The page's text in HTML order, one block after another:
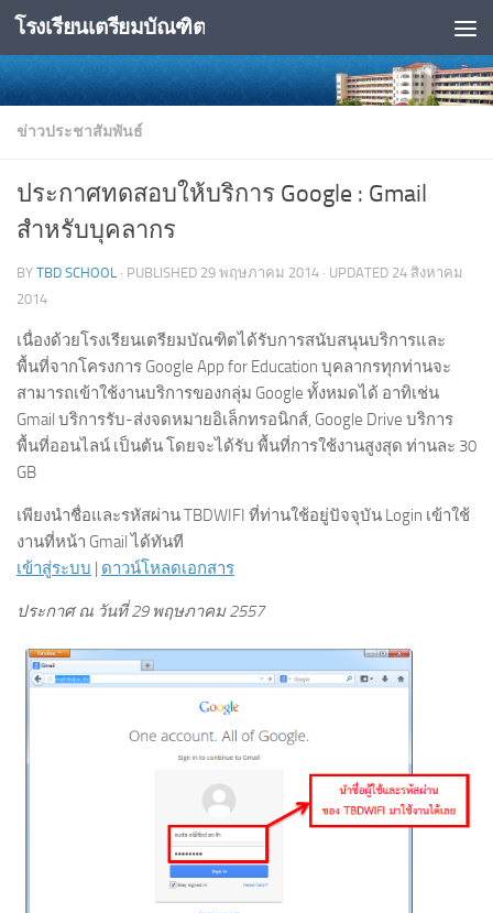
Skip to content
โรงเรียนเตรียมบัณฑิต
ข่าวประชาสัมพันธ์
ประกาศทดสอบให้บริการ Google : Gmail
สำหรับบุคลากร
BY TBD SCHOOL · PUBLISHED 29 พฤษภาคม 2014 · UPDATED 24 สิงหาคม
2014
เนื่องด้วยโรงเรียนเตรียมบัณฑิตได้รับการสนับสนุนบริการและ
พื้นที่จากโครงการ Google App for Education บุคลากรทุกท่านจะ
สามารถเข้าใช้งานบริการของกลุ่ม Google ทั้งหมดได้ อาทิเช่น
Gmail บริการรับ-ส่งจดหมายอิเล็กทรอนิกส์, Google Drive บริการ
พื้นที่ออนไลน์ เป็นต้น โดยจะได้รับ พื้นที่การใช้งานสูงสุด ท่านละ 30
GB
เพียงนำชื่อและรหัสผ่าน TBDWIFI ที่ท่านใช้อยู่ปัจจุบัน Login เข้าใช้
งานที่หน้า Gmail ได้ทันที
เข้าสู่ระบบ | ดาวน์โหลดเอกสาร
ประกาศ ณ วันที่ 29 พฤษภาคม 2557